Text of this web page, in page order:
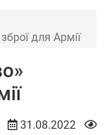
для Армії
31.08.2022